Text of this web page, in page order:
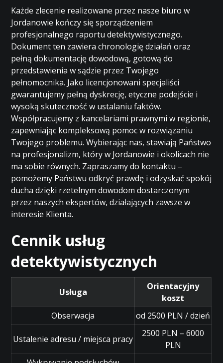
Każde zlecenie realizowane przez nasze biuro w
Jordanowie kończy się sporządzeniem
profesjonalnego raportu detektywistycznego.
Dokument ten zawiera chronologię działań oraz
pełną dokumentację dowodową, gotową do
przedstawienia w sądzie przez Twojego
pełnomocnika. Jako licencjonowani specjaliści
gwarantujemy pełną dyskrecję, etyczne podejście i
wysoką skuteczność w ustalaniu faktów.
Współpracujemy z kancelariami prawnymi w regionie,
zapewniając kompleksową pomoc w rozwiązaniu
Twojego problemu. Wybierając nas, stawiają Państwo
na profesjonalizm, który w Jordanowie i okolicach nie
ma sobie równych. Zapraszamy do kontaktu –
pomożemy Państwu odkryć prawdę i odzyskać spokój
ducha dzięki rzetelnym dowodom dostarczonym
przez naszych ekspertów, działających zawsze w
interesie Klienta.
Cennik usług
detektywistycznych
Usługa
Orientacyjny
koszt
Obserwacja
od 2500 PLN / dzień
Ustalenie adresu / miejsca pracy
2500 PLN – 6000
PLN